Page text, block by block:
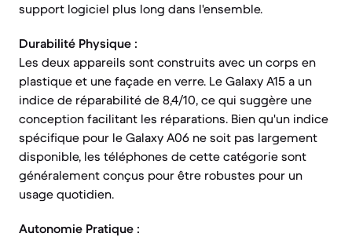
support logiciel plus long dans l'ensemble.
Durabilité Physique :
Les deux appareils sont construits avec un corps en
plastique et une façade en verre. Le Galaxy A15 a un
indice de réparabilité de 8,4/10, ce qui suggère une
conception facilitant les réparations. Bien qu'un indice
spécifique pour le Galaxy A06 ne soit pas largement
disponible, les téléphones de cette catégorie sont
généralement conçus pour être robustes pour un
usage quotidien.
Autonomie Pratique :